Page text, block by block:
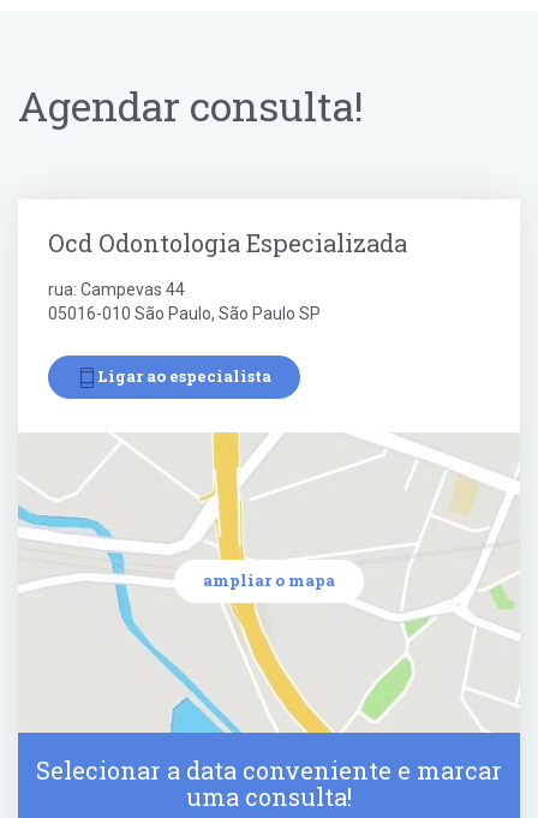
Agendar consulta!
Ocd Odontologia Especializada
rua: Campevas 44
05016-010 São Paulo, São Paulo SP
Ligar ao especialista
ampliar o mapa
Selecionar a data conveniente e marcar
uma consulta!